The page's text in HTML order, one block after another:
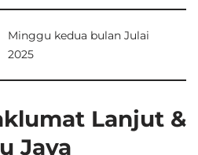
Minggu kedua bulan Julai
2025
Lanjut &
Jaya